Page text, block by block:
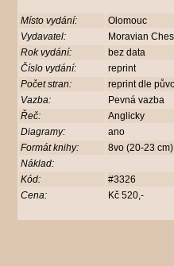
Místo vydání:
Olomouc
Vydavatel:
Moravian
Rok vydání:
bez data
Číslo vydání:
reprint
Počet stran:
reprint dle
Vazba:
Pevná vazba
Řeč:
Anglicky
Diagramy:
ano
Formát knihy:
8vo (20-23
Náklad:
Kód:
#3326
Cena:
Kč 520,-